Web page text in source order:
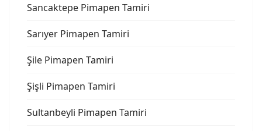
Sancaktepe Pimapen Tamiri
Sarıyer Pimapen Tamiri
Şile Pimapen Tamiri
Şişli Pimapen Tamiri
Sultanbeyli Pimapen Tamiri